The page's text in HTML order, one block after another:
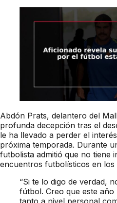
Abdón Prats, delantero del
profunda decepción tras el
le ha llevado a perder el
próxima temporada. Durante
futbolista admitió que no tiene
encuentros futbolísticos en los
“Si te lo digo de verdad,
fútbol. Creo que este
tanto a nivel personal